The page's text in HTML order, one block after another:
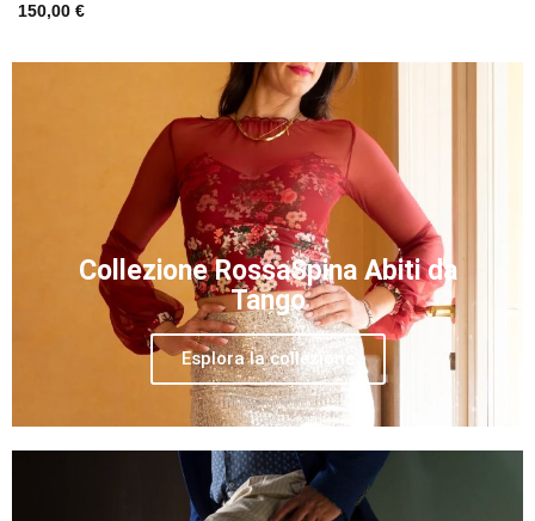
150,00 €
Collezione RossaSpina Abiti da
Tango
Esplora la collezione